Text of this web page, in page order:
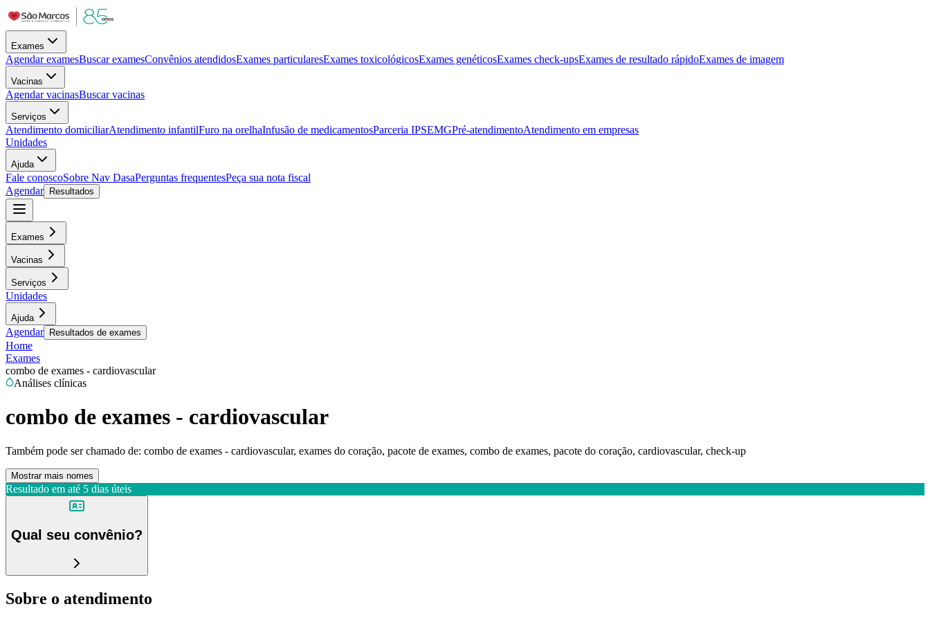
Exames
Agendar examesBuscar examesConvênios atendidosExames particularesExames toxicológicosExames genéticosExames check-upsExames de resultado rápidoExames de imagem
Vacinas
Agendar vacinasBuscar vacinas
Serviços
Atendimento domiciliarAtendimento infantilFuro na orelhaInfusão de medicamentosParceria IPSEMGPré-atendimentoAtendimento em empresas
Unidades
Ajuda
Fale conoscoSobre Nav DasaPerguntas frequentesPeça sua nota fiscal
Agendar
Resultados
Exames
Vacinas
Serviços
Unidades
Ajuda
Agendar Resultados de exames
Home
Exames
combo de exames - cardiovascular
Análises clínicas
combo de exames - cardiovascular
Também pode ser chamado de: combo de exames - cardiovascular, exames do coração, pacote de exames, combo de exames, pacote do coração, cardiovascular, check-up
Mostrar mais nomes
Resultado em até 5 dias úteis
Qual seu convênio?
Sobre o atendimento